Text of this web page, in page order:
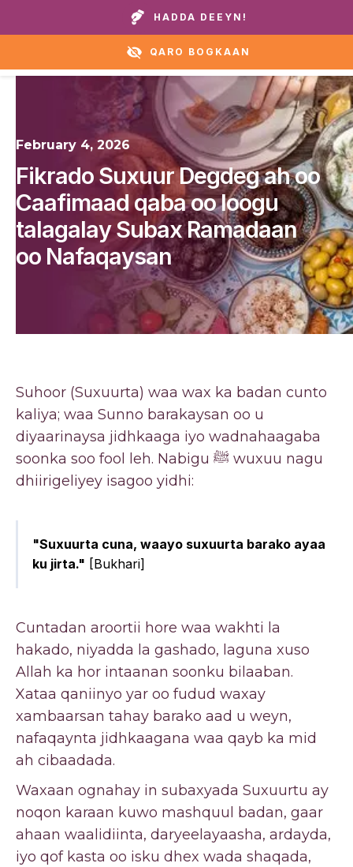
Wicitay guryaheena ama caawirka:
HADDA DEEYN!
QARO BOGKAAN
February 4, 2026
Fikrado Suxuur Degdeg ah oo
Caafimaad qaba oo loogu
talagalay Subax Ramadaan
oo Nafaqaysan
Suhoor (Suxuurta) waa wax ka badan cunto
kaliya; waa Sunno barakaysan oo u
diyaarinaysa jidhkaaga iyo wadnahaagaba
soonka soo fool leh. Nabigu ﷺ wuxuu nagu
dhiirigeliyey isagoo yidhi:
"Suxuurta cuna, waayo suxuurta barako ayaa
ku jirta." [Bukhari]
Cuntadan aroortii hore waa wakhti la
hakado, niyadda la gashado, laguna xuso
Allah ka hor intaanan soonku bilaaban.
Xataa qaniinyo yar oo fudud waxay
xambaarsan tahay barako aad u weyn,
nafaqaynta jidhkaagana waa qayb ka mid
ah cibaadada.
Waxaan ognahay in subaxyada Suxuurtu ay
noqon karaan kuwo mashquul badan, gaar
ahaan waalidiinta, daryeelayaasha, ardayda,
iyo qof kasta oo isku dhex wada shaqada,